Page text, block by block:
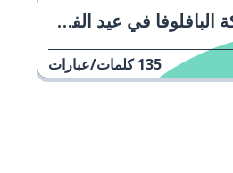
البافلوفا في عيد الفصح
135 كلمات/عبارات